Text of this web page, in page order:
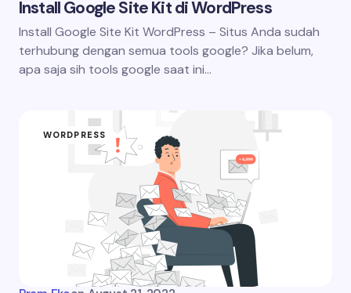
Install Google Site Kit di WordPress
Install Google Site Kit WordPress – Situs Anda sudah
terhubung dengan semua tools google? Jika belum,
apa saja sih tools google saat ini…
WORDPRESS